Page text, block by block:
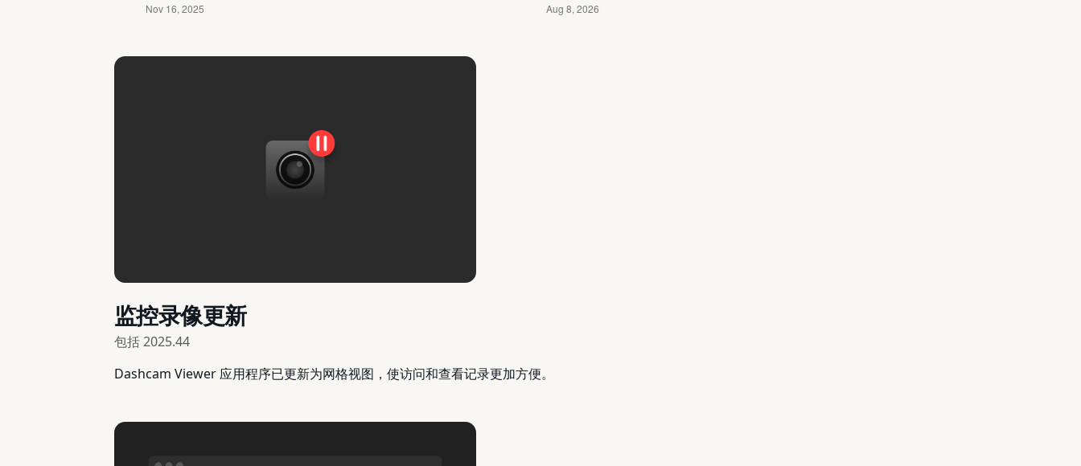
监控录像更新
包括2025.44
Dashcam Viewer 应用程序已更新为网格视图，使访问和查看记录更加方便。